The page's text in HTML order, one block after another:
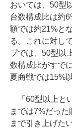
おいては、50型
台数構成比は約
額では約21%と
る。これに対し
プでは、50型以
数構成比がすで
夏商戦では15%
「60型以上と
までは7%だっ
まで引き上げた